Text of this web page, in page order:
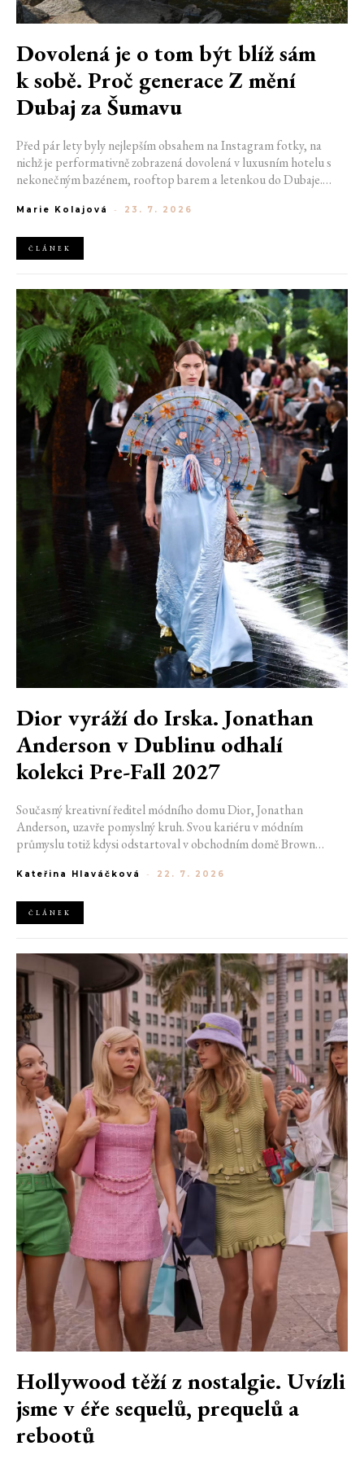
Dovolená je o tom být blíž sám
k sobě. Proč generace Z mění
Dubaj za Šumavu
Před pár lety byly nejlepším obsahem na Instagram fotky, na
nichž je performativně zobrazená dovolená v luxusním hotelu s
nekonečným bazénem, rooftop barem a letenkou do Dubaje.
horách. Ranní koupání v lomu. Výlet vlakem na Šumavu.
Marie Kolajová - 23. 7. 2026
ČLÁNEK
Dior vyráží do Irska. Jonathan
Anderson v Dublinu odhalí
kolekci Pre-Fall 2027
Současný kreativní ředitel módního domu Dior, Jonathan
Anderson, uzavře pomyslný kruh. Svou kariéru v módním
průmyslu totiž kdysi odstartoval v obchodním domě Brown
jedné z největších luxusních značek světa. V prosinci totiž v
Fall 2027.
Kateřina Hlaváčková - 22. 7. 2026
ČLÁNEK
Hollywood těží z nostalgie. Uvízli
jsme v éře sequelů, prequelů a
rebootů